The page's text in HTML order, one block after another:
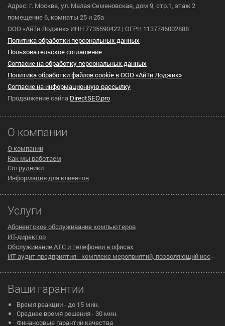
Адрес: г. Москва, ул. Малая Семеновская, дом 9, стр.1, этаж 2
помещение 6, комнаты 25 и 25а
ООО «АйТи Лоджик» ИНН 7735590422 | ОГРН 1137746002888
Политика обработки персональных данных
Пользовательское cоглашение
Согласие на обработку персональных данных
Политика обработки файлов cookie в ООО «АйТи Лоджик»
Согласие на информационную рассылку
Продвижение сайта DirectSEO.pro
О компании
О компании
Как мы работаем
Сотрудники
Информация для клиентов
Услуги
Абонентское обслуживание компьютеров
ИТ-директор
Обслуживание АТС и телефонии в офисах
ИТ аудит предприятия - комплекс мероприятий, позволяющий исследовать существующую инфраструктуру компании на предмет эффективности ее работы
Ваши гарантии
Время реакции - до 15 мин.
Среднее время решения - 30 мин.
Финансовые гарантии качества